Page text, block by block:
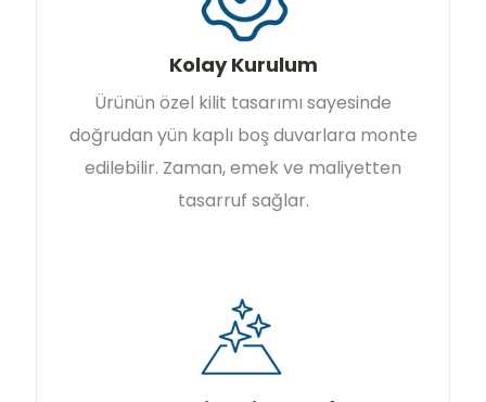
Kolay Kurulum
Ürünün özel kilit tasarımı sayesinde
doğrudan yün kaplı boş duvarlara monte
edilebilir. Zaman, emek ve maliyetten
tasarruf sağlar.